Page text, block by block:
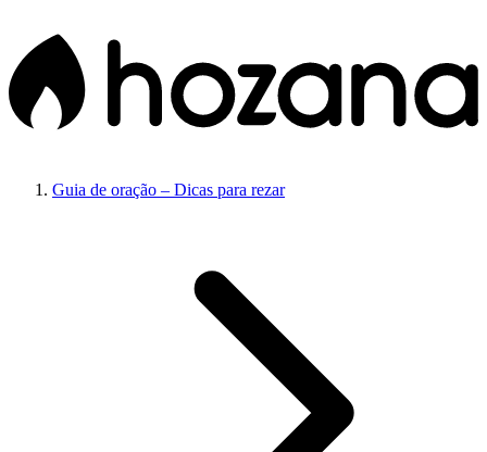
Guia de oração – Dicas para rezar